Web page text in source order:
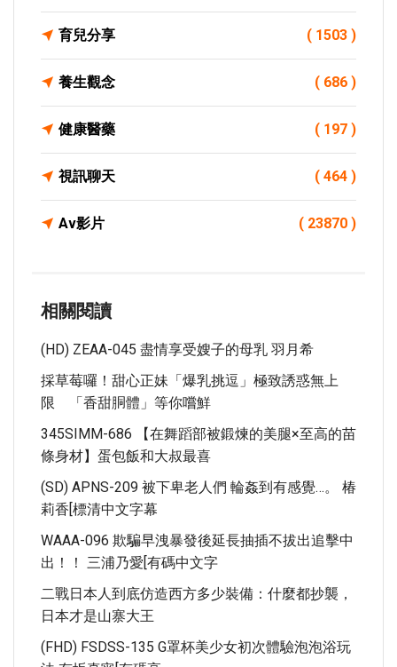
育兒分享 ( 1503 )
養生觀念 ( 686 )
健康醫藥 ( 197 )
視訊聊天 ( 464 )
Av影片 ( 23870 )
相關閱讀
(HD) ZEAA-045 盡情享受嫂子的母乳 羽月希
採草莓囉！甜心正妹「爆乳挑逗」極致誘惑無上
限 「香甜胴體」等你嚐鮮
345SIMM-686 【在舞蹈部被鍛煉的美腿×至高的苗
條身材】蛋包飯和大叔最喜
(SD) APNS-209 被下卑老人們 輪姦到有感覺…。 椿
莉香[標清中文字幕
WAAA-096 欺騙早洩暴發後延長抽插不拔出追擊中
出！！ 三浦乃愛[有碼中文字
二戰日本人到底仿造西方多少裝備：什麼都抄襲，
日本才是山寨大王
(FHD) FSDSS-135 G罩杯美少女初次體驗泡泡浴玩